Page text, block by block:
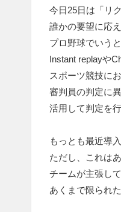
今日25日は「リ
誰かの要望に応
プロ野球でいう
Instant replayや
スポーツ競技に
審判員の判定に
活用して判定を
もっとも最近導
ただし、これは
チームが主張し
あくまで限られ